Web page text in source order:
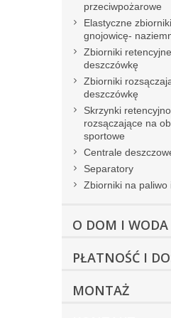
przeciwpożarowe
Elastyczne
gnojowicę-
Zbiorniki
deszczówkę
Zbiorniki
deszczówkę
Skrzynki
rozsączające na
sportowe
Centrale
Separatory
Zbiorniki na paliwo
O DOM I WODA
PŁATNOŚĆ I
MONTAŻ